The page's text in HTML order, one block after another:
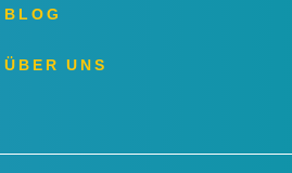
BLOG
ÜBER UNS